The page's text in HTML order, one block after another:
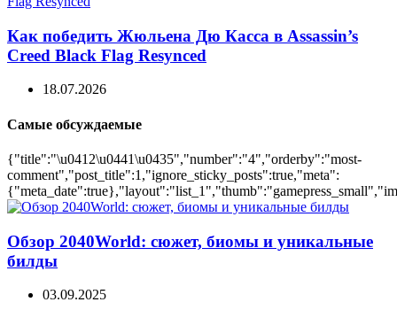
Как победить Жюльена Дю Касса в Assassin’s
Creed Black Flag Resynced
18.07.2026
Самые обсуждаемые
{"title":"\u0412\u0441\u0435","number":"4","orderby":"most-
comment","post_title":1,"ignore_sticky_posts":true,"meta":
Обзор 2040World: сюжет, биомы и уникальные
билды
03.09.2025